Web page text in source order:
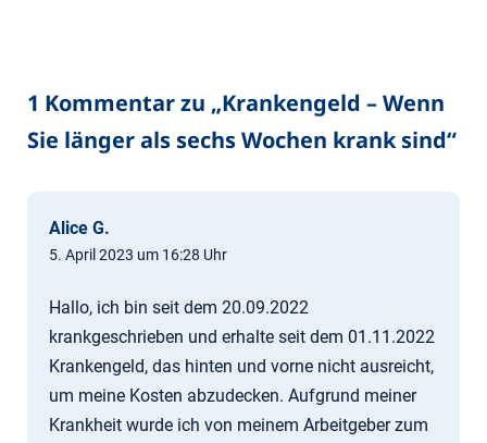
1 Kommentar zu „Krankengeld – Wenn
Sie länger als sechs Wochen krank sind“
Alice G.
5. April 2023 um 16:28 Uhr
Hallo, ich bin seit dem 20.09.2022
krankgeschrieben und erhalte seit dem 01.11.2022
Krankengeld, das hinten und vorne nicht ausreicht,
um meine Kosten abzudecken. Aufgrund meiner
Krankheit wurde ich von meinem Arbeitgeber zum